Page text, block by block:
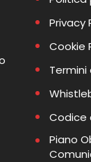
Privacy
Cookie
Termini
Codice
Piano